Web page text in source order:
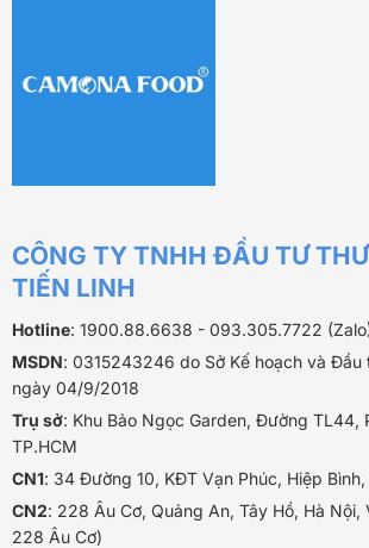
CÔNG TY TNHH ĐẦU TƯ
TIẾN LINH
Hotline: 1900.88.6638 - 093.305.7722
MSDN: 0315243246 do Sở Kế hoạch và Đầu
ngày 04/9/2018
Trụ sở: Khu Bảo Ngọc Garden, Đường TL44,
TP.HCM
CN1: 34 Đường 10, KĐT Vạn Phúc, Hiệp Bình,
CN2: 228 Âu Cơ, Quảng An, Tây Hồ, Hà Nội,
228 Âu Cơ)